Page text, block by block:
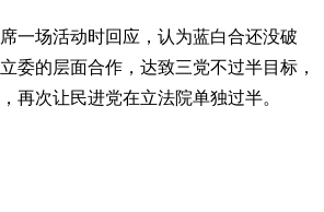
一场活动时回应，认为蓝白合还没破
委的层面合作，达致三党不过半目标，
再次让民进党在立法院单独过半。